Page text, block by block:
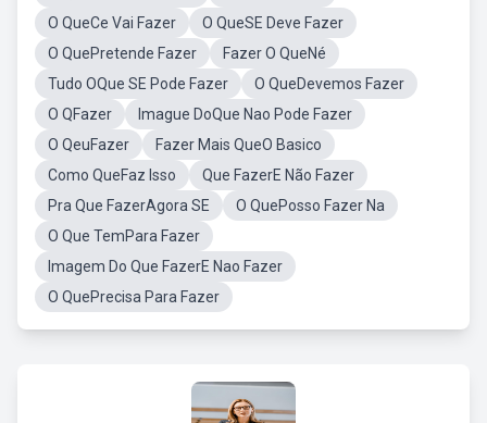
O QueCe Vai Fazer
O QueSE Deve Fazer
O QuePretende Fazer
Fazer O QueNé
Tudo OQue SE Pode Fazer
O QueDevemos Fazer
O QFazer
Imague DoQue Nao Pode Fazer
O QeuFazer
Fazer Mais QueO Basico
Como QueFaz Isso
Que FazerE Não Fazer
Pra Que FazerAgora SE
O QuePosso Fazer Na
O Que TemPara Fazer
Imagem Do Que FazerE Nao Fazer
O QuePrecisa Para Fazer